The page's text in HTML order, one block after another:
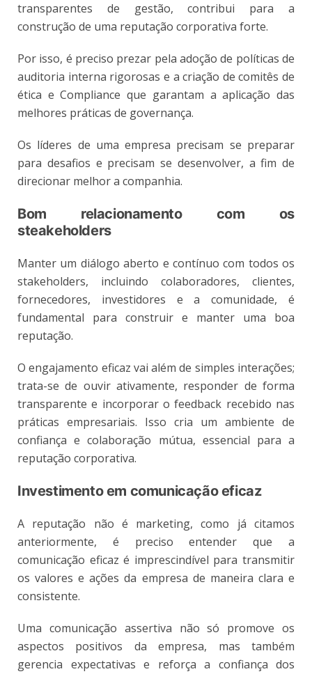
transparentes de gestão, contribui para a
construção de uma reputação corporativa forte.
Por isso, é preciso prezar pela adoção de políticas de
auditoria interna rigorosas e a criação de comitês de
ética e Compliance que garantam a aplicação das
melhores práticas de governança.
Os líderes de uma empresa precisam se preparar
para desafios e precisam se desenvolver, a fim de
direcionar melhor a companhia.
Bom relacionamento com os
steakeholders
Manter um diálogo aberto e contínuo com todos os
stakeholders, incluindo colaboradores, clientes,
fornecedores, investidores e a comunidade, é
fundamental para construir e manter uma boa
reputação.
O engajamento eficaz vai além de simples interações;
trata-se de ouvir ativamente, responder de forma
transparente e incorporar o feedback recebido nas
práticas empresariais. Isso cria um ambiente de
confiança e colaboração mútua, essencial para a
reputação corporativa.
Investimento em comunicação eficaz
A reputação não é marketing, como já citamos
anteriormente, é preciso entender que a
comunicação eficaz é imprescindível para transmitir
os valores e ações da empresa de maneira clara e
consistente.
Uma comunicação assertiva não só promove os
aspectos positivos da empresa, mas também
gerencia expectativas e reforça a confiança dos